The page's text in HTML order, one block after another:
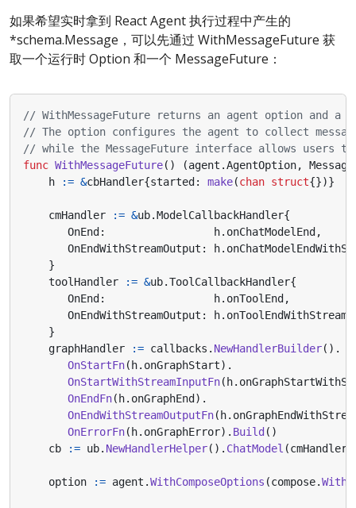
如果希望实时拿到 React Agent 执行过程中产生的
*schema.Message，可以先通过 WithMessageFuture 获
取一个运行时 Option 和一个 MessageFuture：
// WithMessageFuture returns an agent option and a
// The option configures the agent to collect
// while the MessageFuture interface allows users to
func WithMessageFuture() (agent .AgentOption,
h
:= &cbHandler{started : make(chan struct{})}
cmHandler := &ub.ModelCallbackHandler{
OnEnd : h. onChatModelEnd ,
OnEndWithStreamOutput : h.
}
toolHandler
:= &ub.ToolCallbackHandler{
OnEnd : h. onToolEnd ,
OnEndWithStreamOutput : h.
}
graphHandler
:= callbacks . NewHandlerBuilder().
OnStartFn( h. onGraphStart).
OnStartWithStreamInputFn( h.
OnEndFn( h. onGraphEnd ).
OnEndWithStreamOutputFn( h.
OnErrorFn( h. onGraphError). Build ()
cb
:= ub. NewHandlerHelper(). ChatModel (cmHandler
option := agent .WithComposeOptions (compose.